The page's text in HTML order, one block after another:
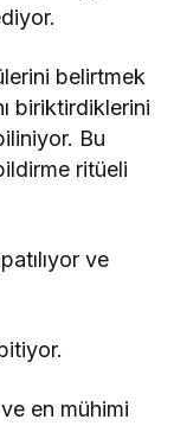
belirtmek
biriktirdiklerini
Bu
ritüeli
ve
en mühimi